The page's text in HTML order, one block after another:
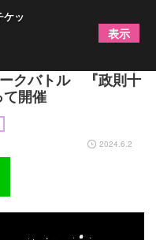
口トモロヲ、いのう
クバトル 『政則十
開催
2024.6.2
ケッ
表示